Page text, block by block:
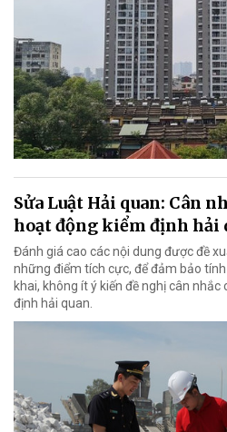
Sửa Luật Hải quan: Cân
hoạt động kiểm định hải
Đánh giá cao các nội dung được đề
những điểm tích cực, để đảm bảo
khai, không ít ý kiến đề nghị cân
định hải quan.